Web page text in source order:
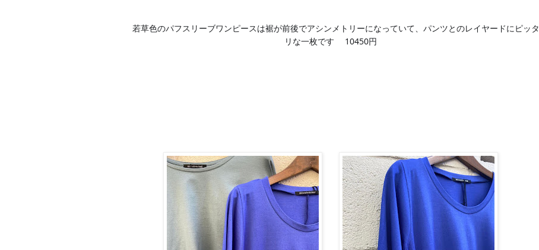
若草色のパフスリーブワンピースは裾が前後でアシンメトリーになっていて、パンツとのレイヤードにピッタ
リな一枚です
10450円